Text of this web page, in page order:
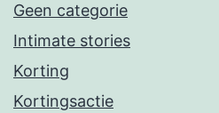
Geen categorie
Intimate stories
Korting
Kortingsactie